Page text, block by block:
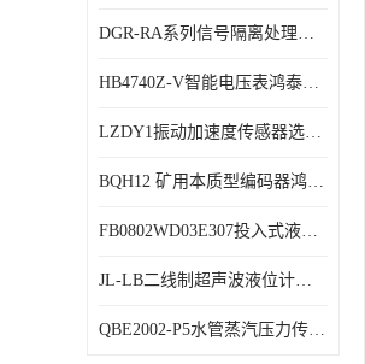
DGR-RA系列信号隔离处理器鸿泰产品技术规格
HB4740Z-V智能电压表鸿泰产品外形美观大方
LZDY1振动加速度传感器选型资料
BQH12 矿用本质型编码器鸿泰产品实物展示
FB0802WD03E307投入式液位计鸿泰产品选型参数
JL-LB二线制超声波液位计鸿泰产品外形美观大方
QBE2002-P5水管蒸汽压力传感器西门子产品技术规格